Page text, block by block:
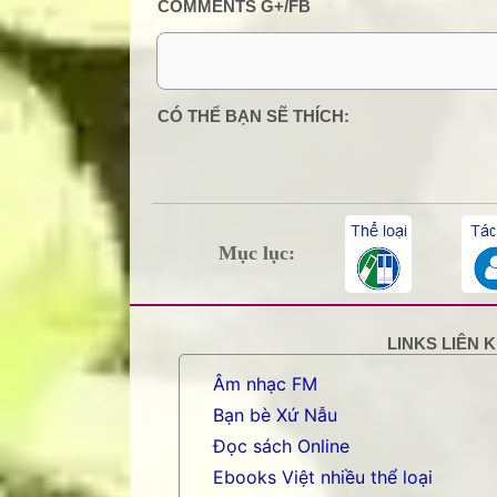
COMMENTS G+/FB
0 Comment:
CÓ THỂ BẠN SẼ THÍCH:
Mục lục:
LINKS LIÊN
Âm nhạc FM
Bạn bè Xứ Nẫu
Đọc sách Online
Ebooks Việt nhiều thể loại